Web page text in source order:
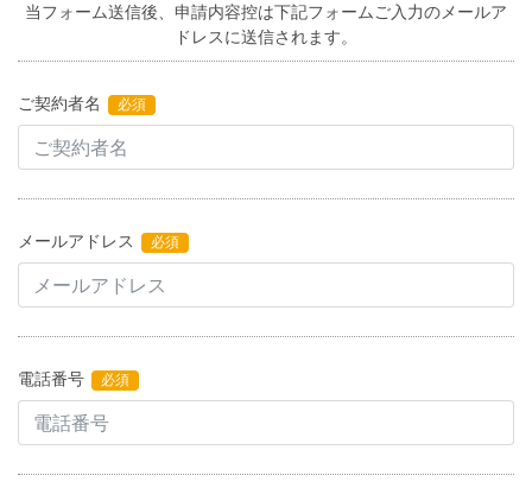
当フォーム送信後、申請内容控は下記フォームご入力のメールア
ドレスに送信されます。
ご契約者名 必須
メールアドレス 必須
電話番号 必須